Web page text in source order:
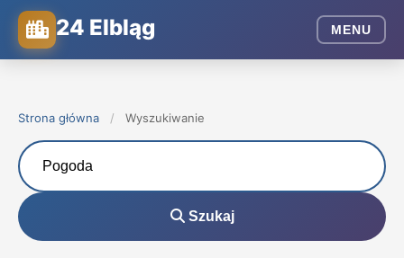
24 Elbląg MENU
Strona główna / Wyszukiwanie
Szukaj